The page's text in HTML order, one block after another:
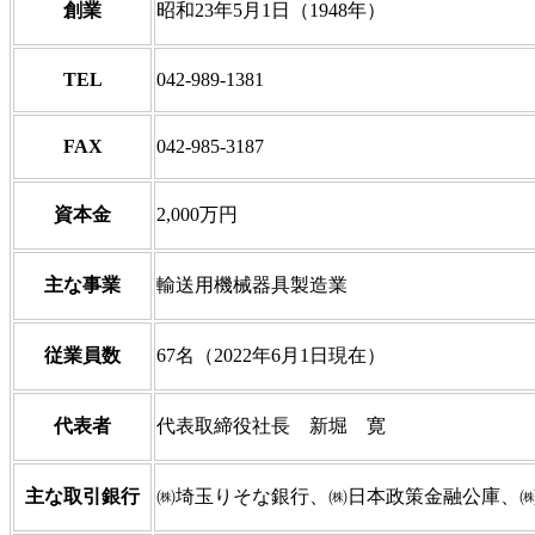
創業 昭和23年5月1日（1948年）
TEL 042-989-1381
FAX 042-985-3187
資本金 2,000万円
主な事業 輸送用機械器具製造業
従業員数 67名（2022年6月1日現在）
代表者 代表取締役社長 新堀 寛
主な取引銀行 ㈱埼玉りそな銀行、㈱日本政策金融公庫、